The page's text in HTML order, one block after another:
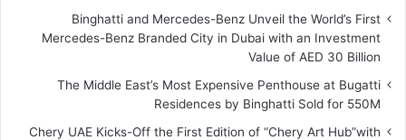
Binghatti and Mercedes-Benz Unveil the World’s First
Mercedes-Benz Branded City in Dubai with an Investment
Value of AED 30 Billion
The Middle East’s Most Expensive Penthouse at Bugatti
Residences by Binghatti Sold for 550M
Chery UAE Kicks-Off the First Edition of “Chery Art Hub”with